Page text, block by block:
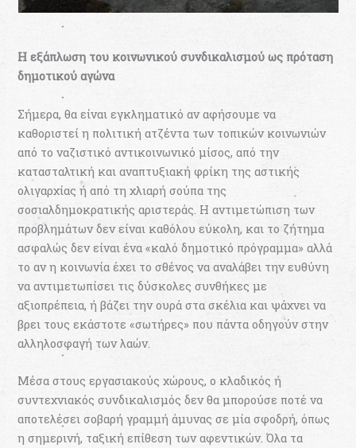
H εξάπλωση του κοινωνικού συνδικαλισµού ως πρόταση
δηµοτικού αγώνα
Σήµερα, θα είναι εγκληµατικό αν αφήσουµε να
καθοριστεί η πολιτική ατζέντα των τοπικών κοινωνιών
από το ναζιστικό αντικοινωνικό µίσος, από την
κατασταλτική και αναπτυξιακή φρίκη της αστικής
ολιγαρχίας ή από τη χλιαρή σούπα της
σοσιαλδηµοκρατικής αριστεράς. Η αντιµετώπιση των
προβληµάτων δεν είναι καθόλου εύκολη, και το ζήτηµα
ασφαλώς δεν είναι ένα «καλό δηµοτικό πρόγραµµα» αλλά
το αν η κοινωνία έχει το σθένος να αναλάβει την ευθύνη
να αντιµετωπίσει τις δύσκολες συνθήκες µε
αξιοπρέπεια, ή βάζει την ουρά στα σκέλια και ψάχνει να
βρει τους εκάστοτε «σωτήρες» που πάντα οδηγούν στην
αλληλοσφαγή των λαών.
Μέσα στους εργασιακούς χώρους, ο κλαδικός ή
συντεχνιακός συνδικαλισµός δεν θα µπορούσε ποτέ να
αποτελέσει σοβαρή γραµµή άµυνας σε µία σφοδρή, όπως
η σηµερινή, ταξική επίθεση των αφεντικών. Όλα τα